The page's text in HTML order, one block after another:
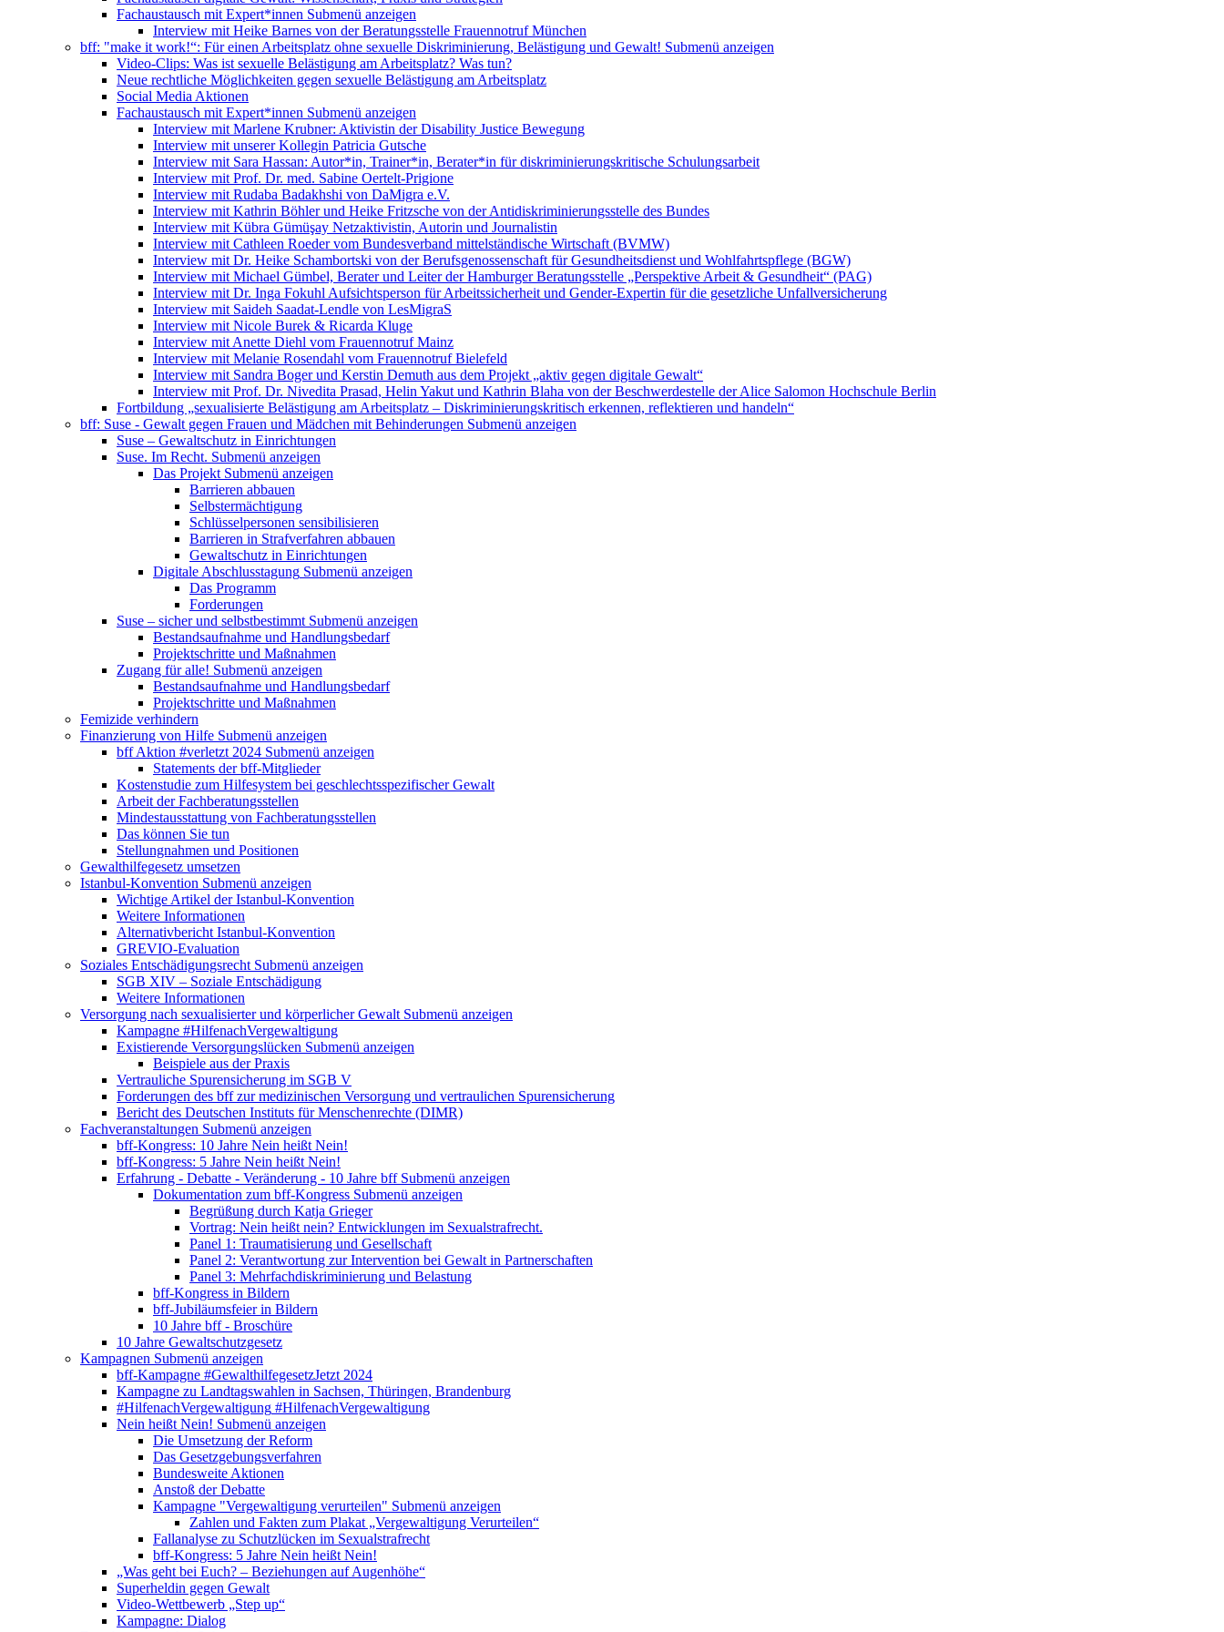
Fachaustausch mit Expert*innen Submenü anzeigen
Interview mit Heike Barnes von der Beratungsstelle Frauennotruf München
bff: "make it work!“: Für einen Arbeitsplatz ohne sexuelle Diskriminierung, Belästigung und Gewalt! Submenü anzeigen
Video-Clips: Was ist sexuelle Belästigung am Arbeitsplatz? Was tun?
Neue rechtliche Möglichkeiten gegen sexuelle Belästigung am Arbeitsplatz
Social Media Aktionen
Fachaustausch mit Expert*innen Submenü anzeigen
Interview mit Marlene Krubner: Aktivistin der Disability Justice Bewegung
Interview mit unserer Kollegin Patricia Gutsche
Interview mit Sara Hassan: Autor*in, Trainer*in, Berater*in für diskriminierungskritische Schulungsarbeit
Interview mit Prof. Dr. med. Sabine Oertelt-Prigione
Interview mit Rudaba Badakhshi von DaMigra e.V.
Interview mit Kathrin Böhler und Heike Fritzsche von der Antidiskriminierungsstelle des Bundes
Interview mit Kübra Gümüşay Netzaktivistin, Autorin und Journalistin
Interview mit Cathleen Roeder vom Bundesverband mittelständische Wirtschaft (BVMW)
Interview mit Dr. Heike Schambortski von der Berufsgenossenschaft für Gesundheitsdienst und Wohlfahrtspflege (BGW)
Interview mit Michael Gümbel, Berater und Leiter der Hamburger Beratungsstelle „Perspektive Arbeit & Gesundheit“ (PAG)
Interview mit Dr. Inga Fokuhl Aufsichtsperson für Arbeitssicherheit und Gender-Expertin für die gesetzliche Unfallversicherung
Interview mit Saideh Saadat-Lendle von LesMigraS
Interview mit Nicole Burek & Ricarda Kluge
Interview mit Anette Diehl vom Frauennotruf Mainz
Interview mit Melanie Rosendahl vom Frauennotruf Bielefeld
Interview mit Sandra Boger und Kerstin Demuth aus dem Projekt „aktiv gegen digitale Gewalt“
Interview mit Prof. Dr. Nivedita Prasad, Helin Yakut und Kathrin Blaha von der Beschwerdestelle der Alice Salomon Hochschule Berlin
Fortbildung „sexualisierte Belästigung am Arbeitsplatz – Diskriminierungskritisch erkennen, reflektieren und handeln“
bff: Suse - Gewalt gegen Frauen und Mädchen mit Behinderungen Submenü anzeigen
Suse – Gewaltschutz in Einrichtungen
Suse. Im Recht. Submenü anzeigen
Das Projekt Submenü anzeigen
Barrieren abbauen
Selbstermächtigung
Schlüsselpersonen sensibilisieren
Barrieren in Strafverfahren abbauen
Gewaltschutz in Einrichtungen
Digitale Abschlusstagung Submenü anzeigen
Das Programm
Forderungen
Suse – sicher und selbstbestimmt Submenü anzeigen
Bestandsaufnahme und Handlungsbedarf
Projektschritte und Maßnahmen
Zugang für alle! Submenü anzeigen
Bestandsaufnahme und Handlungsbedarf
Projektschritte und Maßnahmen
Femizide verhindern
Finanzierung von Hilfe Submenü anzeigen
bff Aktion #verletzt 2024 Submenü anzeigen
Statements der bff-Mitglieder
Kostenstudie zum Hilfesystem bei geschlechtsspezifischer Gewalt
Arbeit der Fachberatungsstellen
Mindestausstattung von Fachberatungsstellen
Das können Sie tun
Stellungnahmen und Positionen
Gewalthilfegesetz umsetzen
Istanbul-Konvention Submenü anzeigen
Wichtige Artikel der Istanbul-Konvention
Weitere Informationen
Alternativbericht Istanbul-Konvention
GREVIO-Evaluation
Soziales Entschädigungsrecht Submenü anzeigen
SGB XIV – Soziale Entschädigung
Weitere Informationen
Versorgung nach sexualisierter und körperlicher Gewalt Submenü anzeigen
Kampagne #HilfenachVergewaltigung
Existierende Versorgungslücken Submenü anzeigen
Beispiele aus der Praxis
Vertrauliche Spurensicherung im SGB V
Forderungen des bff zur medizinischen Versorgung und vertraulichen Spurensicherung
Bericht des Deutschen Instituts für Menschenrechte (DIMR)
Fachveranstaltungen Submenü anzeigen
bff-Kongress: 10 Jahre Nein heißt Nein!
bff-Kongress: 5 Jahre Nein heißt Nein!
Erfahrung - Debatte - Veränderung - 10 Jahre bff Submenü anzeigen
Dokumentation zum bff-Kongress Submenü anzeigen
Begrüßung durch Katja Grieger
Vortrag: Nein heißt nein? Entwicklungen im Sexualstrafrecht.
Panel 1: Traumatisierung und Gesellschaft
Panel 2: Verantwortung zur Intervention bei Gewalt in Partnerschaften
Panel 3: Mehrfachdiskriminierung und Belastung
bff-Kongress in Bildern
bff-Jubiläumsfeier in Bildern
10 Jahre bff - Broschüre
10 Jahre Gewaltschutzgesetz
Kampagnen Submenü anzeigen
bff-Kampagne #GewalthilfegesetzJetzt 2024
Kampagne zu Landtagswahlen in Sachsen, Thüringen, Brandenburg
#HilfenachVergewaltigung #HilfenachVergewaltigung
Nein heißt Nein! Submenü anzeigen
Die Umsetzung der Reform
Das Gesetzgebungsverfahren
Bundesweite Aktionen
Anstoß der Debatte
Kampagne "Vergewaltigung verurteilen" Submenü anzeigen
Zahlen und Fakten zum Plakat „Vergewaltigung Verurteilen“
Fallanalyse zu Schutzlücken im Sexualstrafrecht
bff-Kongress: 5 Jahre Nein heißt Nein!
„Was geht bei Euch? – Beziehungen auf Augenhöhe“
Superheldin gegen Gewalt
Video-Wettbewerb „Step up“
Kampagne: Dialog